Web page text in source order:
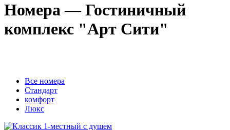
Номера — Гостиничный
комплекс "Арт Сити"
Вcе номера
Стандарт
комфорт
Люкс